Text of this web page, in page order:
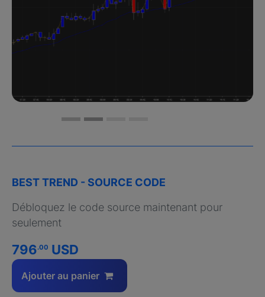
BEST TREND - SOURCE CODE
Débloquez le code source maintenant pour
seulement
796.00 USD
Ajouter au panier